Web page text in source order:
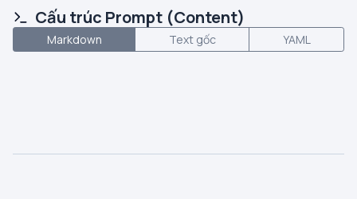
Cấu trúc Prompt (Content)
Markdown Text gốc YAML